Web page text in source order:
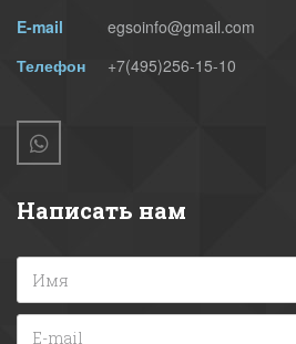
E-mail
egsoinfo@gmail.com
Телефон
+7(495)256-15-10
Написать нам